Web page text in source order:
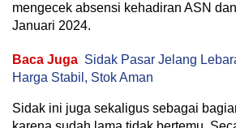
mengecek absensi kehadiran ASN
Januari 2024.
Baca Juga Sidak Pasar Jelang
Harga Stabil, Stok Aman
Sidak ini juga sekaligus sebagai